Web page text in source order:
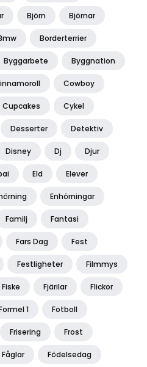
Björn Björnar
Borderterrier
Byggarbete Byggnation
Cowboy
Cupcakes Cykel
Desserter Detektiv
Disney Dj Djur
Eld Elever
Enhörningar
Familj Fantasi
Fars Dag Fest
Festligheter Filmmys
Fiske Fjärilar Flickor
1 Fotboll
Frisering Frost
Fåglar Födelsedag